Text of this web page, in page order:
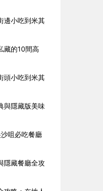
邊小吃到米其
藏的10間高
頭小吃到米其
與隱藏版美味
咀必吃餐廳
隱藏餐廳全攻